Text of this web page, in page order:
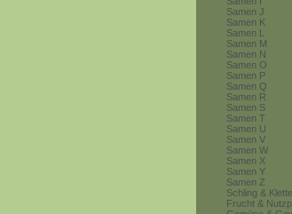
Samen J
Samen K
Samen L
Samen M
Samen N
Samen O
Samen P
Samen Q
Samen R
Samen S
Samen T
Samen U
Samen V
Samen W
Samen X
Samen Y
Samen Z
Schling &
Frucht &